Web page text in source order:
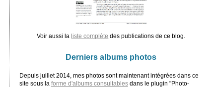
Voir aussi la liste complète des publications de ce blog.
Derniers albums photos
Depuis juillet 2014, mes photos sont maintenant intégrées dans ce
site sous la forme d'albums consultablesdans le plugin "Photo-